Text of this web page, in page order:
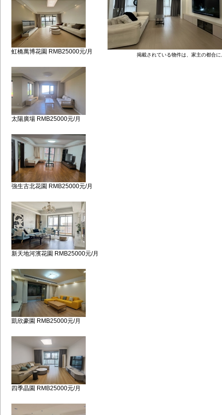
虹橋萬博花園 RMB25000元/月
太陽廣場 RMB25000元/月
強生古北花園 RMB25000元/月
新天地河濱花園 RMB25000元/月
凱欣豪園 RMB25000元/月
四季晶園 RMB25000元/月
掲載されている物件は、家主の都合